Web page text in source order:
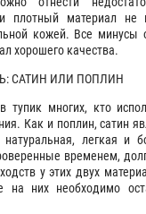
плотный материал не
кожей. Все минусы
хорошего качества.
САТИН ИЛИ ПОПЛИН
тупик многих, кто
Как и поплин, сатин
легкая и
временем,
у этих двух
на них необходимо